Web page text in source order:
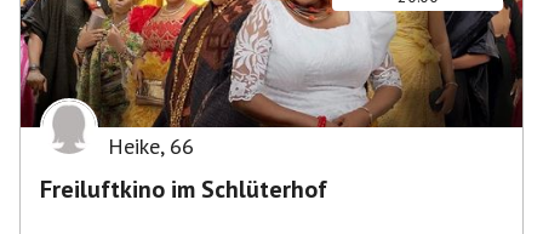
Heike, 66
Freiluftkino im Schlüterhof